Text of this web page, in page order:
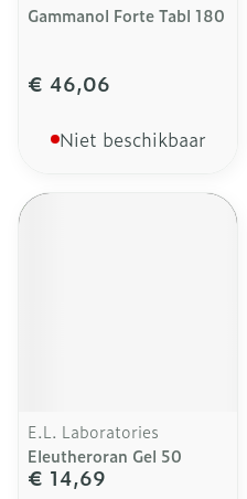
Gammanol Forte Tabl 180
€ 46,06
Niet beschikbaar
E.L. Laboratories
Eleutheroran Gel 50
€ 14,69